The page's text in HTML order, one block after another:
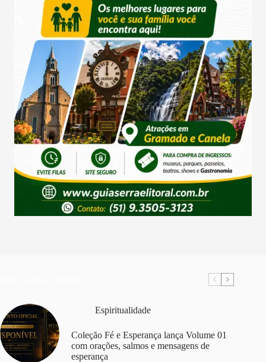
Espiritualidade
Coleção Fé e Esperança lança Volume 01
com orações, salmos e mensagens de
esperança